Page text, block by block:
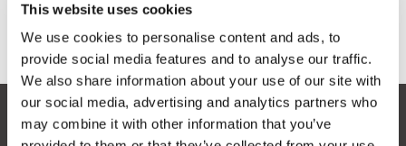
This website uses cookies
We use cookies to personalise content and ads, to
provide social media features and to analyse our traffic.
We also share information about your use of our site with
our social media, advertising and analytics partners who
may combine it with other information that you’ve
Klantenservice